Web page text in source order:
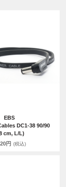
EBS
DC1-38 90/90
cm, L/L)
円 (税込)